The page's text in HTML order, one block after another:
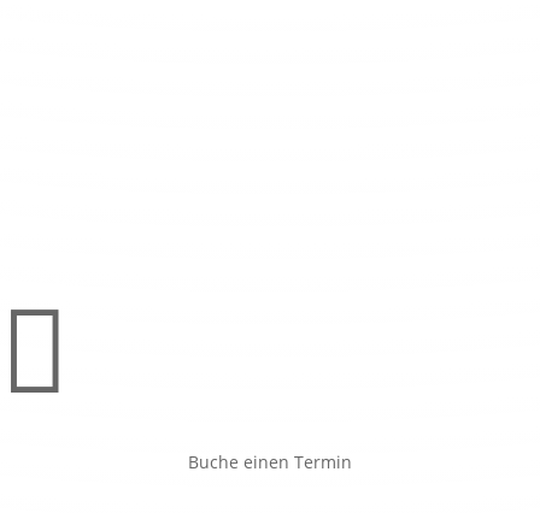

Buche einen Termin